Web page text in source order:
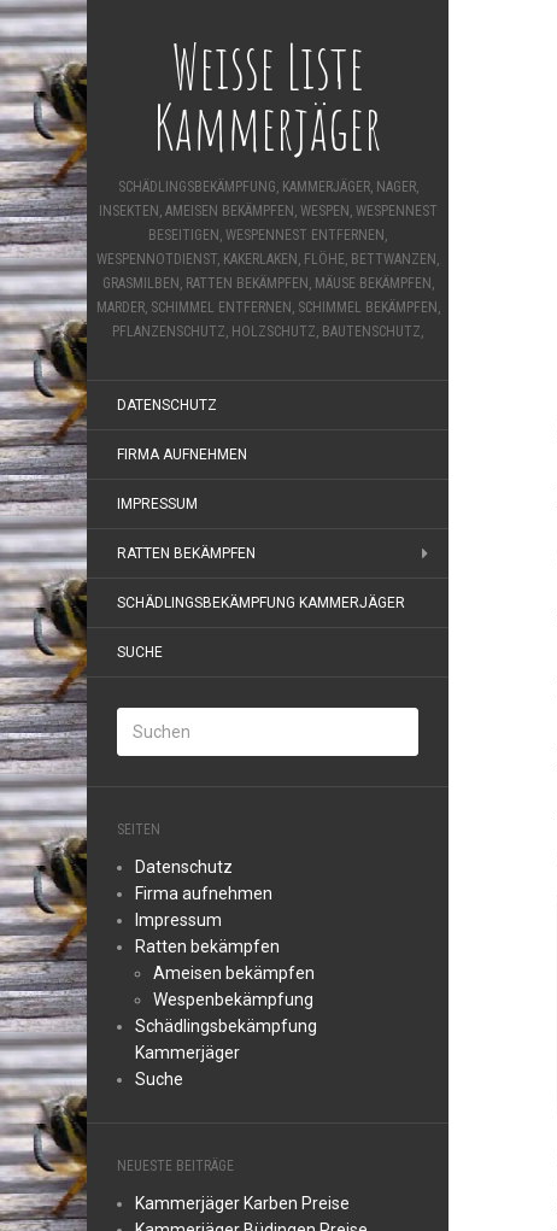
Weisse Liste
Kammerjäger
SCHÄDLINGSBEKÄMPFUNG, KAMMERJÄGER, NAGER,
INSEKTEN, AMEISEN BEKÄMPFEN, WESPEN, WESPENNEST
BESEITIGEN, WESPENNEST ENTFERNEN,
WESPENNOTDIENST, KAKERLAKEN, FLÖHE, BETTWANZEN,
GRASMILBEN, RATTEN BEKÄMPFEN, MÄUSE BEKÄMPFEN,
MARDER, SCHIMMEL ENTFERNEN, SCHIMMEL BEKÄMPFEN,
PFLANZENSCHUTZ, HOLZSCHUTZ, BAUTENSCHUTZ,
DATENSCHUTZ
FIRMA AUFNEHMEN
IMPRESSUM
RATTEN BEKÄMPFEN
SCHÄDLINGSBEKÄMPFUNG KAMMERJÄGER
SUCHE
SEITEN
Datenschutz
Firma aufnehmen
Impressum
Ratten bekämpfen
Ameisen bekämpfen
Wespenbekämpfung
Schädlingsbekämpfung
Kammerjäger
Suche
NEUESTE BEITRÄGE
Kammerjäger Karben Preise